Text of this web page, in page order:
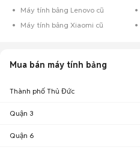
Máy tính bảng Lenovo cũ
Máy tính bảng Xiaomi cũ
Mua bán máy tính bảng
Thành phố Thủ Đức
Quận 3
Quận 6